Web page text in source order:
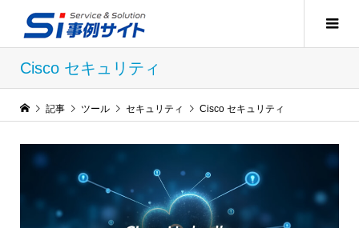
Cisco セキュリティ
記事 ツール セキュリティ Cisco セキュリティ